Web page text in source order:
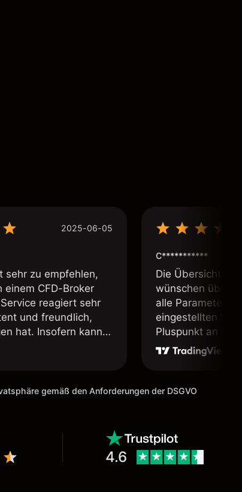
2025-06-05
sehr zu empfehlen,
einem CFD-Broker
reagiert sehr
und freundlich,
hat. Insofern kann
uneingeschränkt
geübt hat. Ein
C***********
Die
wünschen übrig.
alle Parameter in
eingestellten
Pluspunkt an
gemäß den Anforderungen der DSGVO
4.6